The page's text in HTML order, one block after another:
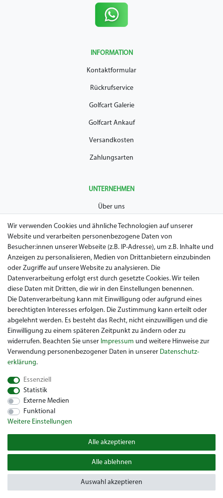
INFORMATION
Kontaktformular
Rückrufservice
Golfcart Galerie
Golfcart Ankauf
Versandkosten
Zahlungsarten
UNTERNEHMEN
Über uns
AGB
Datenschutz
Impressum
Widerrufsrecht
Garantie / Gewährleistung
Sie suchen ein gebrauchtes Golf Car? Maiers Golfcarts ist Ihr
österreichischer Golfcar Händler für Clubcar, Ezgo, Garia, Melex
und Yamaha! Maiers Golfcarts ist zudem Ihre Nummer 1
Golfcart-Werkstatt für Hartle Car, Tomberlin, Hyundai, HDK,
Lamborghini und Graf Carello Fahrzeuge. Wir freuen uns über
Golfwagen, Melex Golfcaddy, Yamaha Golfcar, Hyundai Golf
Cart.
© 2026 Copyright Maiers Golfcarts
Wir verwenden Cookies und ähnliche Technologien auf unserer
Website und verarbeiten personenbezogene Daten von
Besucher:innen unserer Webseite (z.B. IP-Adresse), um z.B. Inhalte und
Anzeigen zu personalisieren, Medien von Drittanbietern einzubinden
oder Zugriffe auf unsere Website zu analysieren. Die
Datenverarbeitung erfolgt erst durch gesetzte Cookies. Wir teilen
diese Daten mit Dritten, die wir in den Einstellungen benennen.
Die Datenverarbeitung kann mit Einwilligung oder aufgrund eines
berechtigten Interesses erfolgen. Die Zustimmung kann erteilt oder
abgelehnt werden. Es besteht das Recht, nicht einzuwilligen und die
Einwilligung zu einem späteren Zeitpunkt zu ändern oder zu
widerrufen. Beachten Sie unser Impressum und weitere Hinweise zur
Verwendung personenbezogener Daten in unserer Daten­schutz­
erklärung.
Essenziell
Statistik
Externe Medien
Funktional
Weitere Einstellungen
Alle akzeptieren
Alle ablehnen
Auswahl akzeptieren